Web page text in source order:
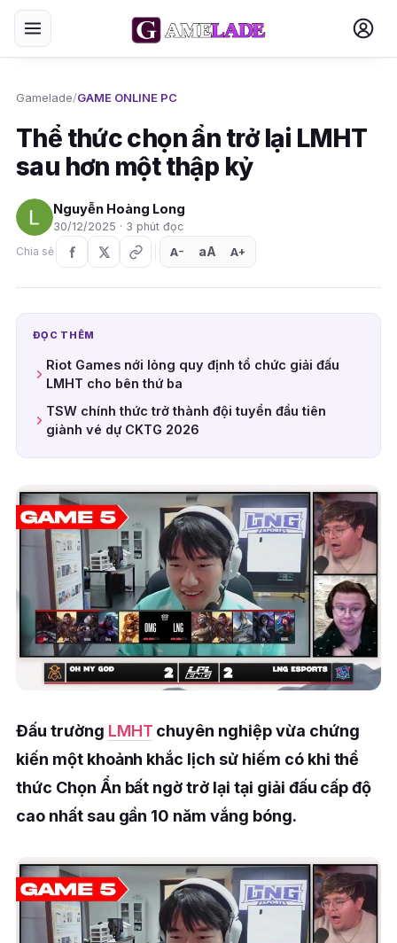
Gamelade/GAME ONLINE PC
Thể thức chọn ẩn trở lại LMHT
sau hơn một thập kỷ
Nguyễn Hoàng Long
30/12/2025 · 3 phút đọc
Chia sẻ
A− aA A+
ĐỌC THÊM
Riot Games nới lỏng quy định tổ chức giải đấu
LMHT cho bên thứ ba
TSW chính thức trở thành đội tuyển đầu tiên
giành vé dự CKTG 2026
Đấu trường LMHT chuyên nghiệp vừa chứng
kiến một khoảnh khắc lịch sử hiếm có khi thể
thức Chọn Ẩn bất ngờ trở lại tại giải đấu cấp độ
cao nhất sau gần 10 năm vắng bóng.